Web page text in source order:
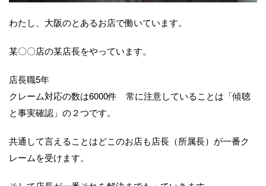
わたし、大阪のとあるお店で働いています。
某〇〇店の某店長をやっています。
店長職5年
クレーム対応の数は6000件 常に注意していることは「傾聴
と事実確認」の２つです。
共通して言えることはどこのお店も店長（所属長）が一番ク
レームを受けます。